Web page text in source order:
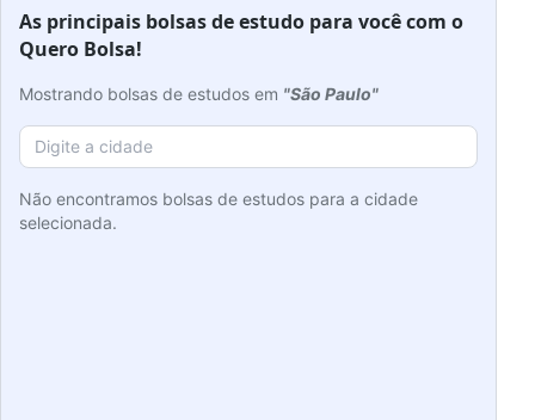
As principais bolsas de estudo para você com o
Quero Bolsa!
Mostrando bolsas de estudos em "São Paulo"
Não encontramos bolsas de estudos para a cidade
selecionada.